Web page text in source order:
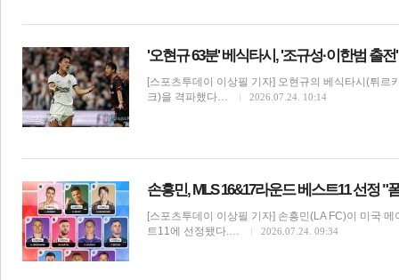
'오현규 63분' 베식타시, '조규성·이한범 출
[스포츠투데이 이상필 기자] 오현규의 베식타시(튀르
크)을 격파했다…
2026.07.24. 10:14
손흥민, MLS 16&17라운드 베스트11 선정 "
[스포츠투데이 이상필 기자] 손흥민(LA FC)이 미국
트11에 선정됐다.…
2026.07.24. 09:34